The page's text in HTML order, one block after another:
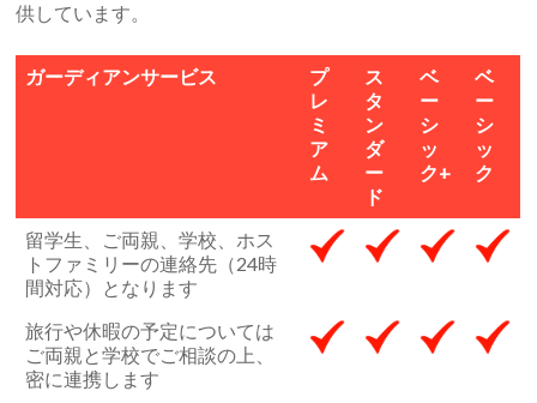
供しています。
ガーディアンサービス
プ
レ
ミ
ア
ム
ス
タ
ン
ダ
ー
ド
ベ
ー
シ
ッ
ク+
ベ
ー
シ
ッ
ク
留学生、ご両親、学校、ホス
トファミリーの連絡先（24時
間対応）となります
旅行や休暇の予定については
ご両親と学校でご相談の上、
密に連携します